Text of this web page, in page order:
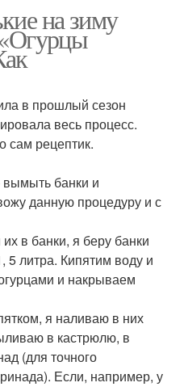
на зиму
в прошлый сезон
весь процесс.
сам рецептик.
вымыть банки и
данную процедуру и с
в банки, я беру банки
литра. Кипятим воду и
и накрываем
я наливаю в них
в кастрюлю, в
(для точного
Если, например, у